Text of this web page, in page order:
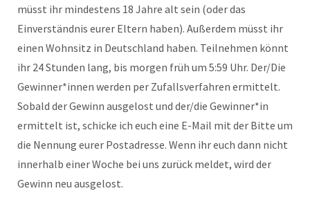
müsst ihr mindestens 18 Jahre alt sein (oder das
Einverständnis eurer Eltern haben). Außerdem müsst ihr
einen Wohnsitz in Deutschland haben. Teilnehmen könnt
ihr 24 Stunden lang, bis morgen früh um 5:59 Uhr. Der/Die
Gewinner*innen werden per Zufallsverfahren ermittelt.
Sobald der Gewinn ausgelost und der/die Gewinner*in
ermittelt ist, schicke ich euch eine E-Mail mit der Bitte um
die Nennung eurer Postadresse. Wenn ihr euch dann nicht
innerhalb einer Woche bei uns zurück meldet, wird der
Gewinn neu ausgelost.